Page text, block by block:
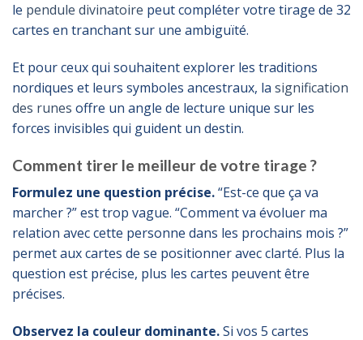
le pendule divinatoire peut compléter votre tirage de 32
cartes en tranchant sur une ambiguïté.
Et pour ceux qui souhaitent explorer les traditions
nordiques et leurs symboles ancestraux, la signification
des runes offre un angle de lecture unique sur les
forces invisibles qui guident un destin.
Comment tirer le meilleur de votre tirage ?
Formulez une question précise.“Est-ce que ça va
marcher ?” est trop vague. “Comment va évoluer ma
relation avec cette personne dans les prochains mois ?”
permet aux cartes de se positionner avec clarté. Plus la
question est précise, plus les cartes peuvent être
précises.
Observez la couleur dominante.Si vos 5 cartes